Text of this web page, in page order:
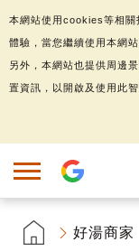
好湯商家
本網站使用cookies等相關
體驗，當您繼續使用本網
另外，本網站也提供周邊
置資訊，以開啟及使用此智